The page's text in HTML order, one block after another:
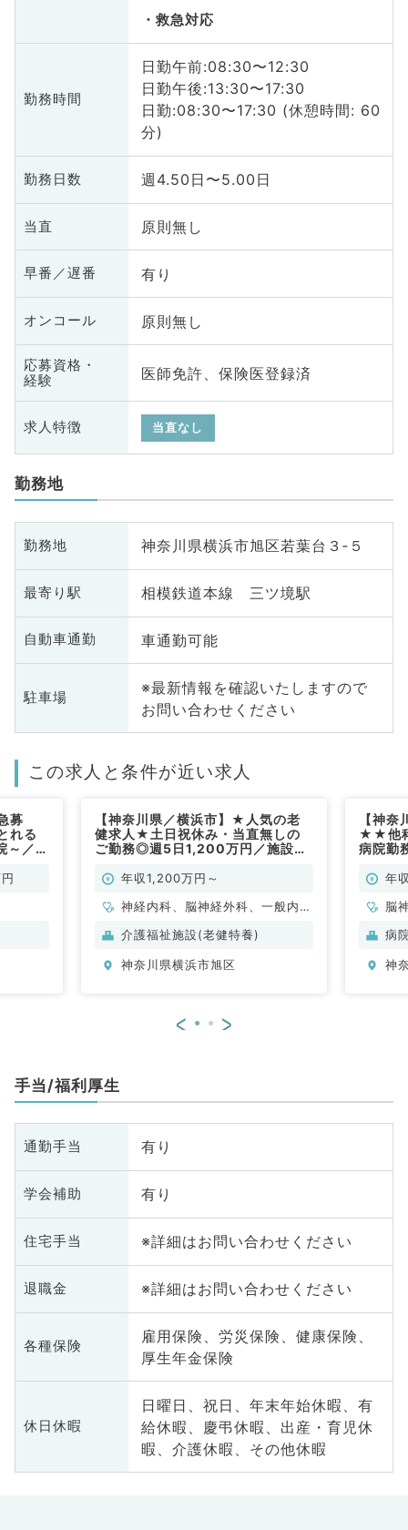
救急対応
勤務時間
日勤午前:08:30〜12:30
日勤午後:13:30〜17:30
日勤:08:30〜17:30 (休憩時間: 60
分)
勤務日数 週4.50日〜5.00日
当直 原則無し
早番／遅番 有り
オンコール 原則無し
応募資格・
経験
医師免許、保険医登録済
求人特徴 当直なし
勤務地
勤務地 神奈川県横浜市旭区若葉台３‐５
最寄り駅 相模鉄道本線 三ツ境駅
自動車通勤 車通勤可能
駐車場
※最新情報を確認いたしますので
お問い合わせください
この求人と条件が近い求人
募
れる
～／外
常
【神奈川県／横浜市】★人気の老
健求人★土日祝休み・当直無しの
ご勤務◎週5日1,200万円／施設管
年収1,200万円～
神経内科、脳神経外科、一般内
科、老年内科、外科系全般、一般
介護福祉施設(老健特養)
神奈川県横浜市旭区
【神
★★他
病院勤
／2次
年
脳
病
神
< >
手当/福利厚生
通勤手当 有り
学会補助 有り
住宅手当 ※詳細はお問い合わせください
退職金 ※詳細はお問い合わせください
各種保険
雇用保険、労災保険、健康保険、
厚生年金保険
休日休暇
日曜日、祝日、年末年始休暇、有
給休暇、慶弔休暇、出産・育児休
暇、介護休暇、その他休暇